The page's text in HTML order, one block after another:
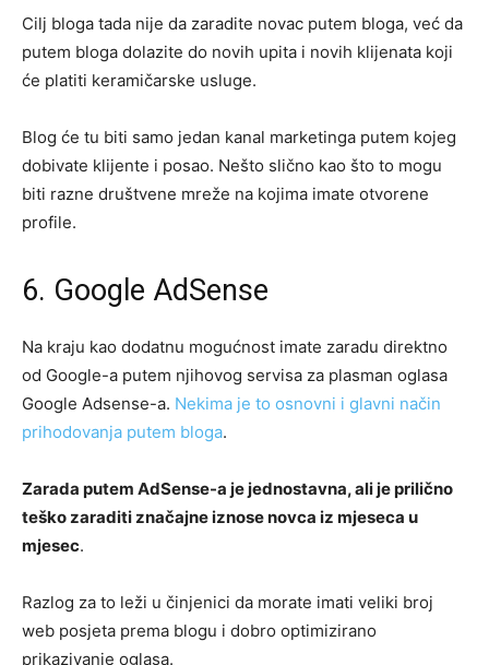
Cilj bloga tada nije da zaradite novac putem bloga, već da
putem bloga dolazite do novih upita i novih klijenata koji
će platiti keramičarske usluge.
Blog će tu biti samo jedan kanal marketinga putem kojeg
dobivate klijente i posao. Nešto slično kao što to mogu
biti razne društvene mreže na kojima imate otvorene
profile.
6. Google AdSense
Na kraju kao dodatnu mogućnost imate zaradu direktno
od Google-a putem njihovog servisa za plasman oglasa
Google Adsense-a. Nekima je to osnovni i glavni način
prihodovanja putem bloga.
Zarada putem AdSense-a je jednostavna, ali je prilično
teško zaraditi značajne iznose novca iz mjeseca u
mjesec.
Razlog za to leži u činjenici da morate imati veliki broj
web posjeta prema blogu i dobro optimizirano
prikazivanje oglasa.